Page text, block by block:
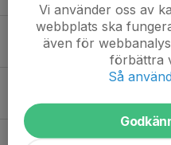
Avslutning
7 okt 2025 1
Poolspel 24/8
22 aug 2025 0
Nu drar vi snart
Vi använder oss av
webbplats ska
även för
förbättra
Så